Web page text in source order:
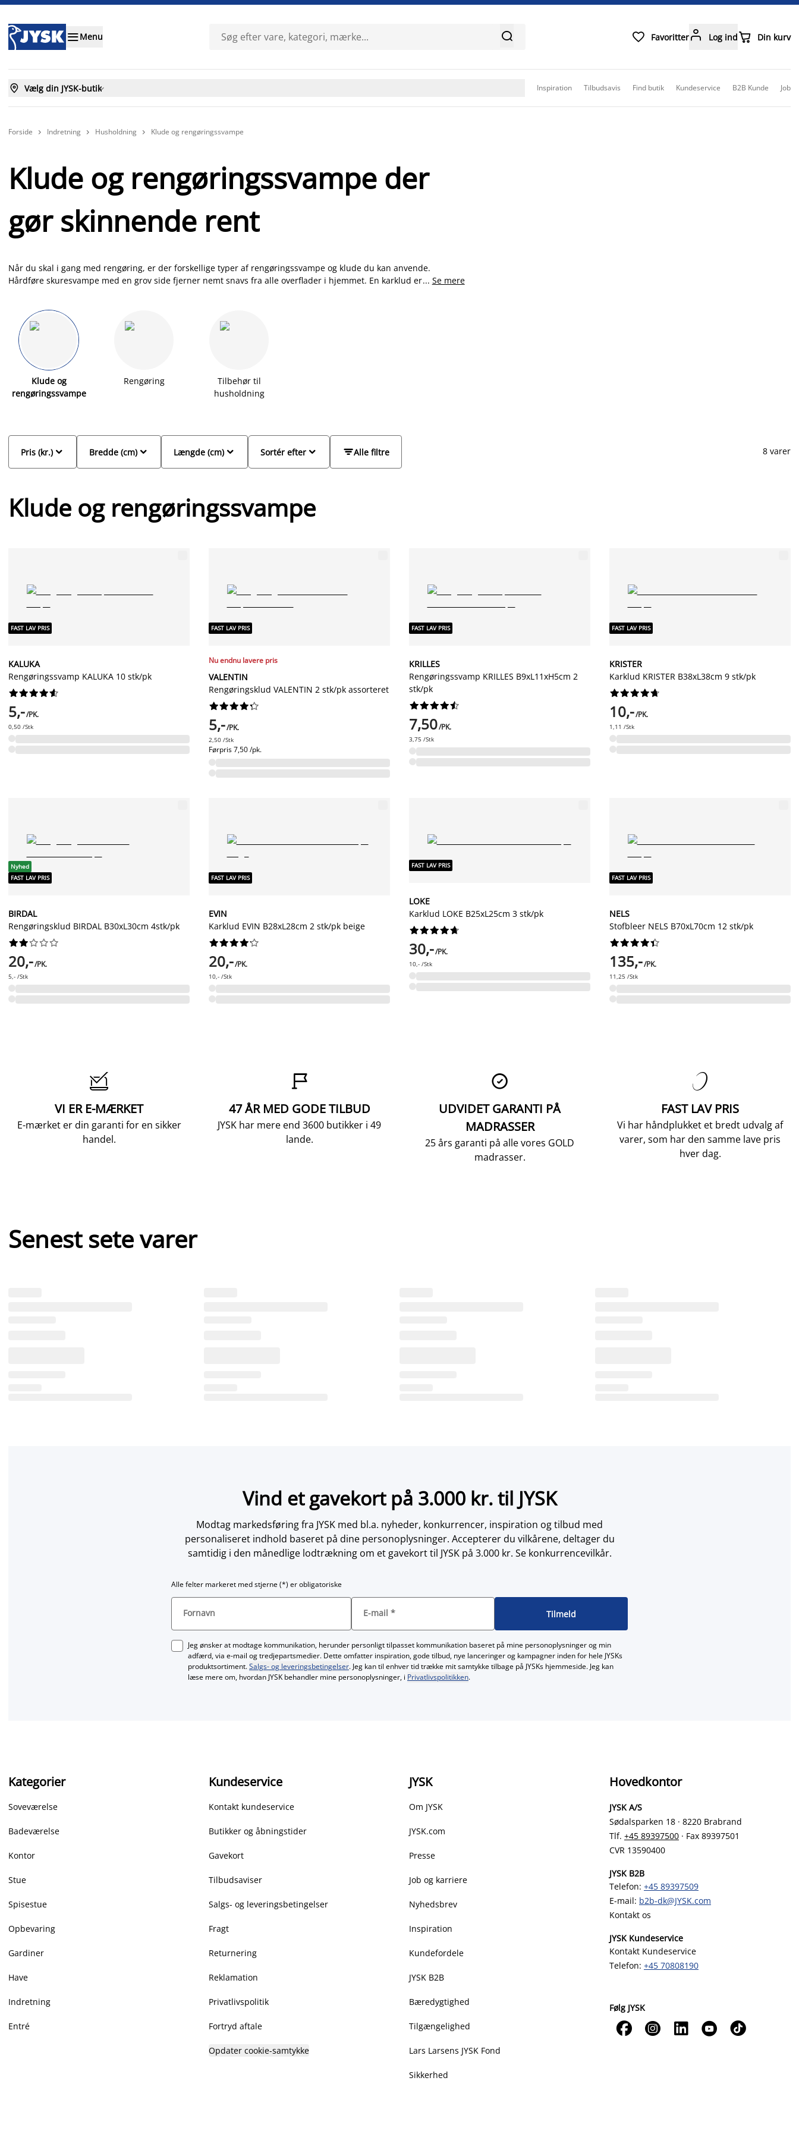
Menu   Favoritter Log ind Din kurv
 Vælg din JYSK-butik Inspiration Tilbudsavis Find butik Kundeservice B2B Kunde Job
Forside  Indretning  Husholdning  Klude og rengøringssvampe
Klude og rengøringssvampe der
gør skinnende rent
Når du skal i gang med rengøring, er der forskellige typer af rengøringssvampe og klude du kan anvende.
Hårdføre skuresvampe med en grov side fjerner nemt snavs fra alle overflader i hjemmet. En karklud er god til
andre blanke overflader. Find også stofbleer som er gode til puslebordet eller pusletasken.
... Se mere
Klude og
rengøringssvampe
Rengøring
Tilbehør til
husholdning

Pris (kr.) 
Bredde (cm) 
Længde (cm) Alle filtre

Sortér efter 8 varer
Klude og rengøringssvampe
FAST LAV PRIS
KALUKA
Rengøringssvamp KALUKA 10 stk/pk






5,-/PK.
0,50 /Stk
FAST LAV PRIS
Nu endnu lavere pris
VALENTIN
Rengøringsklud VALENTIN 2 stk/pk assorteret






5,-/PK.
2,50 /Stk
Førpris7,50 /pk.
FAST LAV PRIS
KRILLES
Rengøringssvamp KRILLES B9xL11xH5cm 2
stk/pk






7,50/PK.
3,75 /Stk
FAST LAV PRIS
KRISTER
Karklud KRISTER B38xL38cm 9 stk/pk






10,-/PK.
1,11 /Stk
Nyhed
FAST LAV PRIS
BIRDAL
Rengøringsklud BIRDAL B30xL30cm 4stk/pk






20,-/PK.
5,- /Stk
FAST LAV PRIS
EVIN
Karklud EVIN B28xL28cm 2 stk/pk beige






20,-/PK.
10,- /Stk
FAST LAV PRIS
LOKE
Karklud LOKE B25xL25cm 3 stk/pk






30,-/PK.
10,- /Stk
FAST LAV PRIS
NELS
Stofbleer NELS B70xL70cm 12 stk/pk






135,-/PK.
11,25 /Stk

VI ER E-MÆRKET
E-mærket er din garanti for en sikker
handel.

47 ÅR MED GODE TILBUD
JYSK har mere end 3600 butikker i 49
lande.

UDVIDET GARANTI PÅ
MADRASSER
25 års garanti på alle vores GOLD
madrasser.

FAST LAV PRIS
Vi har håndplukket et bredt udvalg af
varer, som har den samme lave pris
hver dag.
Senest sete varer
Vind et gavekort på 3.000 kr. til JYSK
Modtag markedsføring fra JYSK med bl.a. nyheder, konkurrencer, inspiration og tilbud med
personaliseret indhold baseret på dine personoplysninger. Accepterer du vilkårene, deltager du
samtidig i den månedlige lodtrækning om et gavekort til JYSK på 3.000 kr. Se konkurrencevilkår.
Alle felter markeret med stjerne (*) er obligatoriske
Fornavn E-mail * Tilmeld
Jeg ønsker at modtage kommunikation, herunder personligt tilpasset kommunikation baseret på mine personoplysninger og min
adfærd, via e‑mail og tredjepartsmedier. Dette omfatter inspiration, gode tilbud, nye lanceringer og kampagner inden for hele JYSKs
produktsortiment.Salgs- og leveringsbetingelser. Jeg kan til enhver tid trække mit samtykke tilbage på JYSKs hjemmeside. Jeg kan
læse mere om, hvordan JYSK behandler mine personoplysninger, i Privatlivspolitikken.
Kategorier
Soveværelse
Badeværelse
Kontor
Stue
Spisestue
Opbevaring
Gardiner
Have
Indretning
Entré
Kundeservice
Kontakt kundeservice
Butikker og åbningstider
Gavekort
Tilbudsaviser
Salgs- og leveringsbetingelser
Fragt
Returnering
Reklamation
Privatlivspolitik
Fortryd aftale
Opdater cookie-samtykke
JYSK
Om JYSK
JYSK.com
Presse
Job og karriere
Nyhedsbrev
Inspiration
Kundefordele
JYSK B2B
Bæredygtighed
Tilgængelighed
Lars Larsens JYSK Fond
Sikkerhed
Hovedkontor
JYSK A/S
Sødalsparken 18 · 8220 Brabrand
Tlf. +45 89397500 · Fax 89397501
CVR 13590400
JYSK B2B
Telefon: +45 89397509
E-mail: b2b-dk@JYSK.com
Kontakt os
JYSK Kundeservice
Kontakt Kundeservice
Telefon: +45 70808190
Følg JYSK
    